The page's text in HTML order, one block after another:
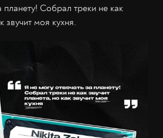
планету! Собрал треки не как
звучит моя кухня.